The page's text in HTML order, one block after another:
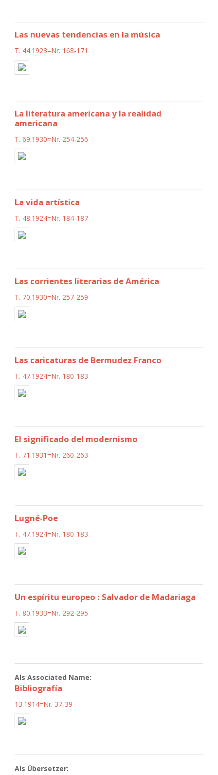
Las nuevas tendencias en la música
T. 44.1923=Nr. 168-171
La literatura americana y la realidad
americana
T. 69.1930=Nr. 254-256
La vida artística
T. 48.1924=Nr. 184-187
Las corrientes literarias de América
T. 70.1930=Nr. 257-259
Las caricaturas de Bermudez Franco
T. 47.1924=Nr. 180-183
El significado del modernismo
T. 71.1931=Nr. 260-263
Lugné-Poe
T. 47.1924=Nr. 180-183
Un espíritu europeo : Salvador de Madariaga
T. 80.1933=Nr. 292-295
Als Associated Name:
Bibliografía
13.1914=Nr. 37-39
Als Übersetzer: